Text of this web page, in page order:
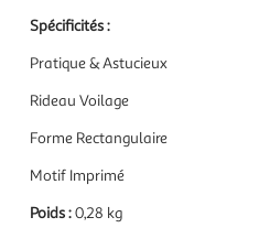
Spécificités :
Pratique & Astucieux
Rideau Voilage
Forme Rectangulaire
Motif Imprimé
Poids :0,28 kg